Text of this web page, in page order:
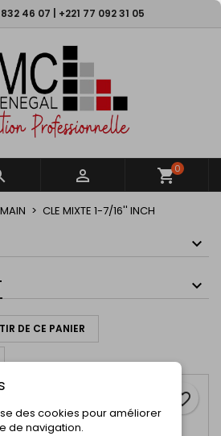
46 07 | +221 77 092 31 05
 shopping_cart0
CLE MIXTE 1-7/16'' INCH
DE CE PANIER
favorite_border
×
d'envies ×
Créer une liste d'envies
×
pour ajouter des produits
Annuler Connexion
des cookies pour améliorer
de navigation.